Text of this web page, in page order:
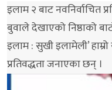
इलाम २ बाट नवनिर्वाचित
बुवाले देखाएको निष्ठाको
इलाम : सुखी इलामेली’
प्रतिवद्धता जनाएका छन् ।